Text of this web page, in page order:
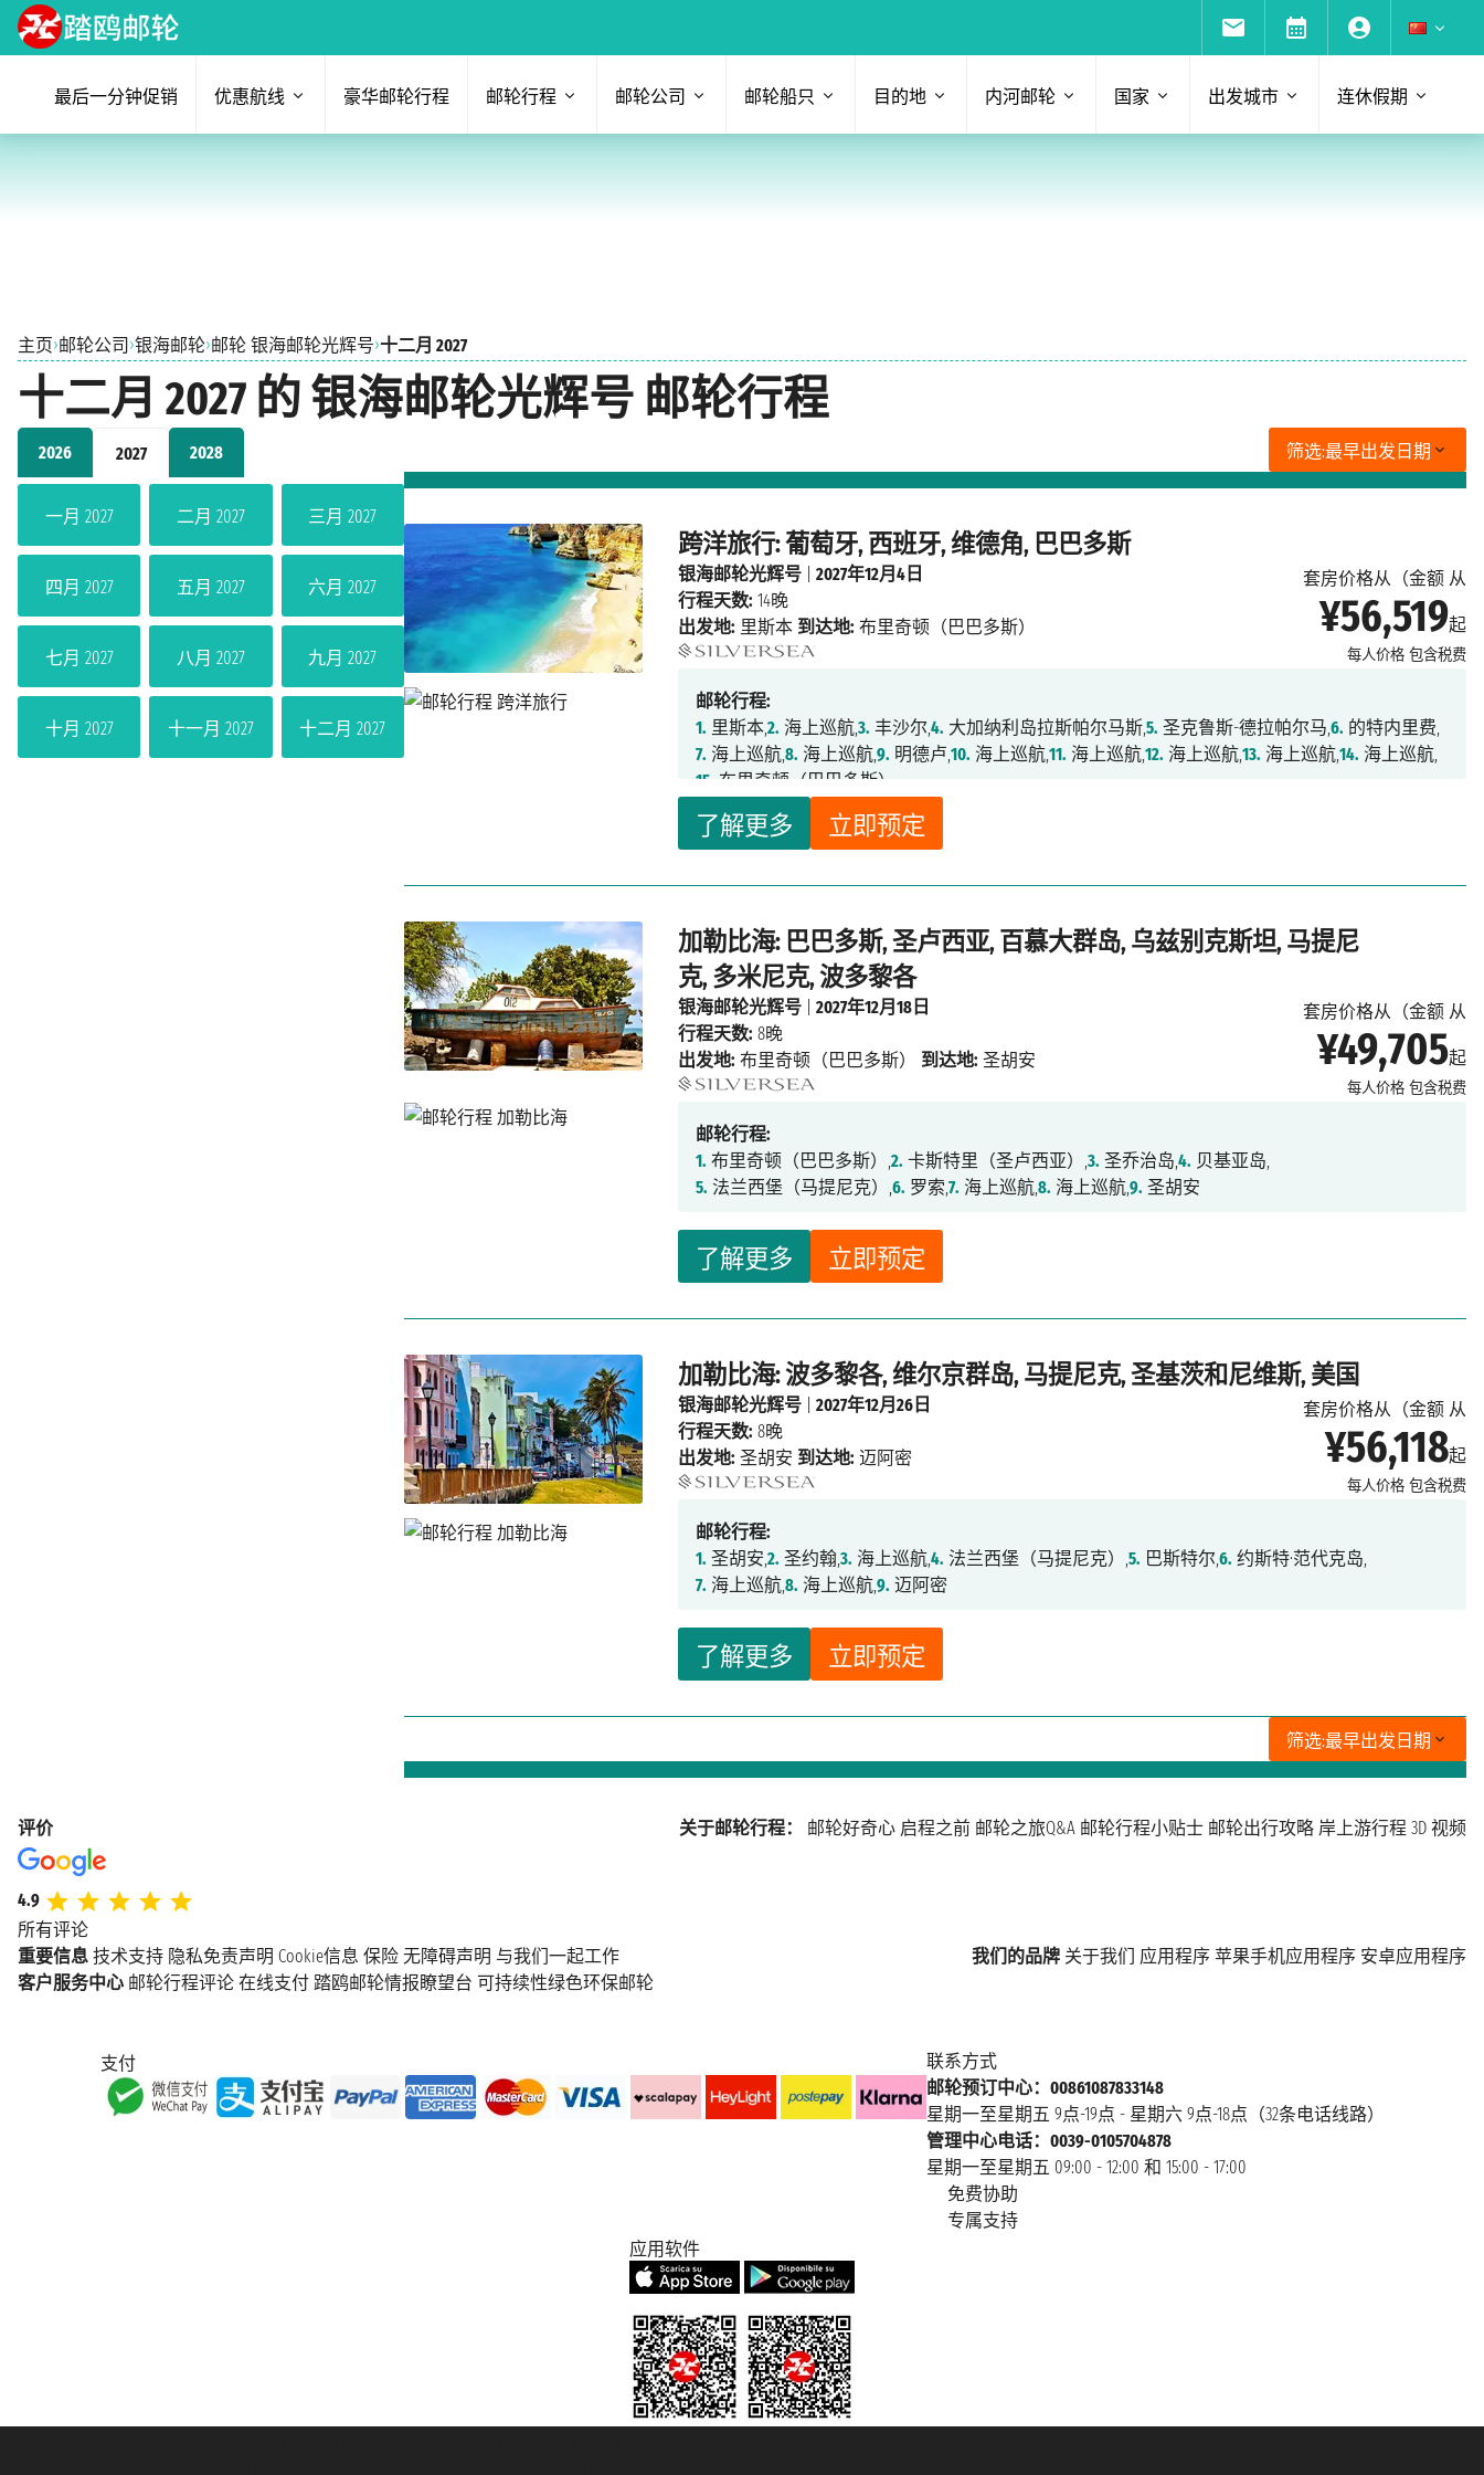
最后一分钟促销 优惠航线 豪华邮轮行程 邮轮行程 邮轮公司 邮轮船只 目的地 内河邮轮 国家 出发城市 连休假期
主页›邮轮公司 ›银海邮轮›邮轮 银海邮轮光辉号›十二月 2027
十二月 2027 的 银海邮轮光辉号 邮轮行程
2026 2027 2028
一月 2027 二月 2027 三月 2027
四月 2027 五月 2027 六月 2027
七月 2027 八月 2027 九月 2027
十月 2027 十一月 2027 十二月 2027
筛选:最早出发日期
跨洋旅行: 葡萄牙, 西班牙, 维德角, 巴巴多斯
套房价格从（金额 从
¥56,519起
每人价格 包含税费
了解更多 立即预定
银海邮轮光辉号 |2027年12月4日
行程天数: 14晚
出发地: 里斯本 到达地: 布里奇顿（巴巴多斯）
邮轮行程:
1. 里斯本,2. 海上巡航,3. 丰沙尔,4. 大加纳利岛拉斯帕尔马斯,5. 圣克鲁斯-德拉帕尔马,6. 的特内里费,
7. 海上巡航,8. 海上巡航,9. 明德卢,10. 海上巡航,11. 海上巡航,12. 海上巡航,13. 海上巡航,14. 海上巡航,
15. 布里奇顿（巴巴多斯）
加勒比海: 巴巴多斯, 圣卢西亚, 百慕大群岛, 乌兹别克斯坦, 马提尼
克, 多米尼克, 波多黎各
套房价格从（金额 从
¥49,705起
每人价格 包含税费
了解更多 立即预定
银海邮轮光辉号 |2027年12月18日
行程天数: 8晚
出发地: 布里奇顿（巴巴多斯） 到达地: 圣胡安
邮轮行程:
1. 布里奇顿（巴巴多斯）,2. 卡斯特里（圣卢西亚）,3. 圣乔治岛,4. 贝基亚岛,
5. 法兰西堡（马提尼克）,6. 罗索,7. 海上巡航,8. 海上巡航,9. 圣胡安
加勒比海: 波多黎各, 维尔京群岛, 马提尼克, 圣基茨和尼维斯, 美国
套房价格从（金额 从
¥56,118起
每人价格 包含税费
了解更多 立即预定
银海邮轮光辉号 |2027年12月26日
行程天数: 8晚
出发地: 圣胡安 到达地: 迈阿密
邮轮行程:
1. 圣胡安,2. 圣约翰,3. 海上巡航,4. 法兰西堡（马提尼克）,5. 巴斯特尔,6. 约斯特·范代克岛,
7. 海上巡航,8. 海上巡航,9. 迈阿密
筛选:最早出发日期
评价
4.9
所有评论
关于邮轮行程： 邮轮好奇心 启程之前 邮轮之旅Q&A 邮轮行程小贴士 邮轮出行攻略 岸上游行程 3D 视频
重要信息 技术支持 隐私免责声明 Cookie信息 保险 无障碍声明 与我们一起工作 我们的品牌 关于我们 应用程序 苹果手机应用程序 安卓应用程序
客户服务中心 邮轮行程评论 在线支付 踏鸥邮轮情报瞭望台 可持续性绿色环保邮轮
支付
联系方式
邮轮预订中心：00861087833148
星期一至星期五 9点-19点 - 星期六 9点-18点（32条电话线路）
管理中心电话：0039-0105704878
星期一至星期五 09:00 - 12:00 和 15:00 - 17:00
免费协助
专属支持
应用软件